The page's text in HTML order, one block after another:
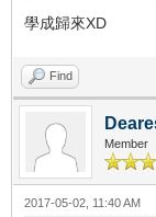
學成歸來XD
Find
Member
2017-05-02, 11:40 AM